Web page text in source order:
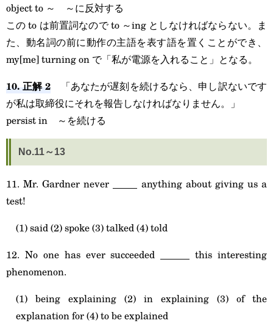
object to ～ ～に反対する
この to は前置詞なので to ～ing としなければならない。ま
た、動名詞の前に動作の主語を表す語を置くことができ、
my[me] turning on で「私が電源を入れること」となる。
10. 正解 2 「あなたが遅刻を続けるなら、申し訳ないです
が私は取締役にそれを報告しなければなりません。」
persist in ～を続ける
No.11～13
11. Mr. Gardner never _____ anything about giving us a
test!
(1) said (2) spoke (3) talked (4) told
12. No one has ever succeeded ______ this interesting
phenomenon.
(1) being explaining (2) in explaining (3) of the
explanation for (4) to be explained